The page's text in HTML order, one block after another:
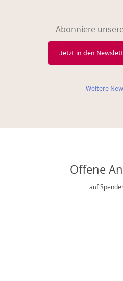
Abonniere
Jetzt in den
Weitere
Offene
auf